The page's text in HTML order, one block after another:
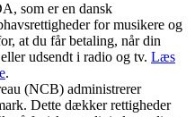
som er en dansk
for musikere og
at du får betaling, når din
udsendt i radio og tv. Læs
.
(NCB) administrerer
Dette dækker rettigheder